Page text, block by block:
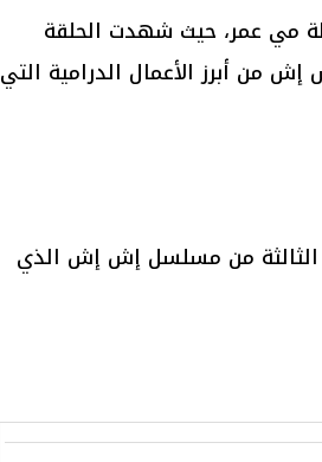
مي عمر، حيث شهدت الحلقة
من أبرز الأعمال الدرامية التي
الثالثة من مسلسل إش إش الذي